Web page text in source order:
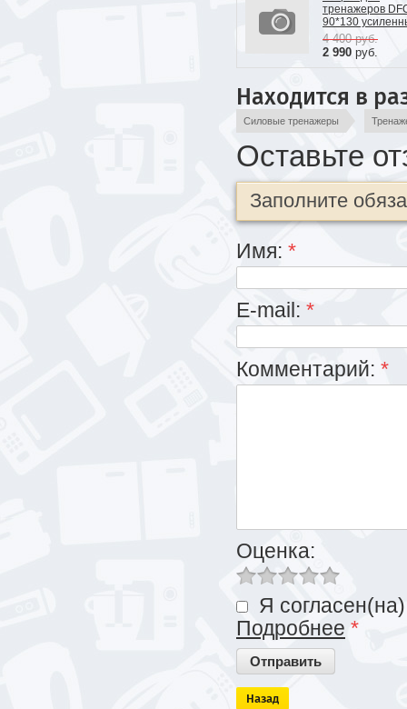
тренажеров
90*130
4 400руб.
2 990 руб.
Находится в
Силовые тренажеры
Оставьте
Заполните
Имя: *
E-mail: *
Комментарий: *
Оценка:
Я
Подробнее *
Назад